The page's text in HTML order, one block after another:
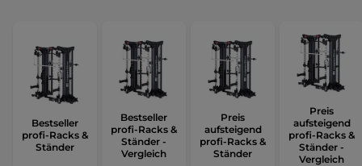
Bestseller
profi-Racks &
Ständer
Bestseller
profi-Racks &
Ständer -
Vergleich
Preis
aufsteigend
profi-Racks &
Ständer
Preis
aufsteigend
profi-Racks &
Ständer -
Vergleich